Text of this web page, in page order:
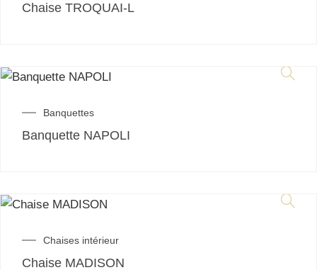
Chaise TROQUAI-L
Banquettes
Banquette NAPOLI
Chaises intérieur
Chaise MADISON